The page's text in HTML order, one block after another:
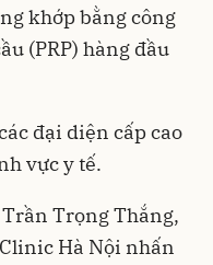
khớp bằng công
(PRP) hàng đầu
đại diện cấp cao
vực y tế.
Trọng Thắng,
Hà Nội nhấn